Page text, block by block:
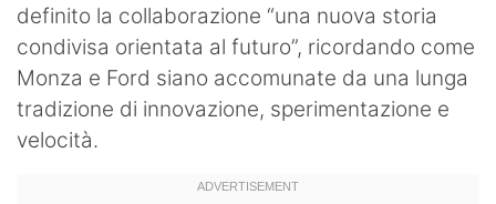
definito la collaborazione “una nuova storia
condivisa orientata al futuro”, ricordando come
Monza e Ford siano accomunate da una lunga
tradizione di innovazione, sperimentazione e
velocità.